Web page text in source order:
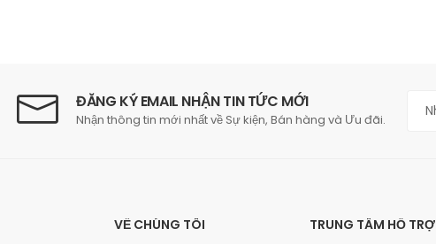
ĐĂNG KÝ EMAIL NHẬN TIN TỨC MỚI
Nhận thông tin mới nhất về Sự kiện, Bán hàng và Ưu đãi.
VỀ CHÚNG TÔI TRUNG TÂM HỖ TRỢ